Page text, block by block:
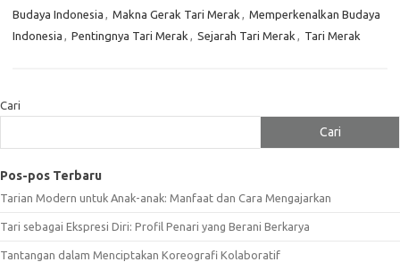
Budaya Indonesia , Makna Gerak Tari Merak , Memperkenalkan Budaya
Indonesia , Pentingnya Tari Merak , Sejarah Tari Merak , Tari Merak
Cari
Cari
Pos-pos Terbaru
Tarian Modern untuk Anak-anak: Manfaat dan Cara Mengajarkan
Tari sebagai Ekspresi Diri: Profil Penari yang Berani Berkarya
Tantangan dalam Menciptakan Koreografi Kolaboratif